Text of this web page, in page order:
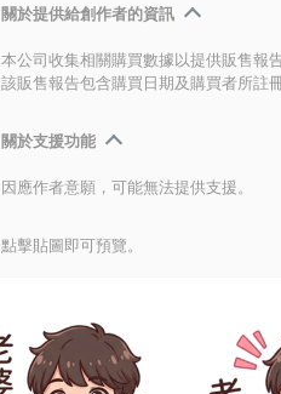
關於提供給創作者的資訊
本公司收集相關購買數據以提供販售報
該販售報告包含購買日期及購買者所註
關於支援功能
因應作者意願，可能無法提供支援。
點擊貼圖即可預覽。